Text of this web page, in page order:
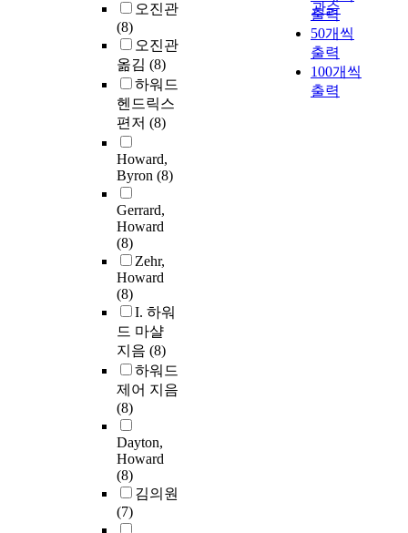
오진관
(8)
오진관
옮김 (8)
하워드
헨드릭스
편저 (8)
Howard,
Byron (8)
Gerrard,
Howard
(8)
Zehr,
Howard
(8)
I. 하워
드 마샬
지음 (8)
하워드
제어 지음
(8)
Dayton,
Howard
(8)
김의원
(7)
관순
출력
50개씩
출력
100개씩
출력